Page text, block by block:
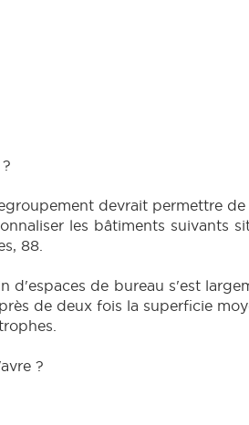
devrait permettre
les bâtiments suivants
88.
d'espaces de bureau s'est
de deux fois la superficie
?